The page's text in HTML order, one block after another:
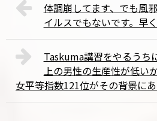
体調崩してます、でも風
イルスでもないです。早
Taskuma講習をやるうち
上の男性の生産性が低い
女平等指数121位がその背景にあ